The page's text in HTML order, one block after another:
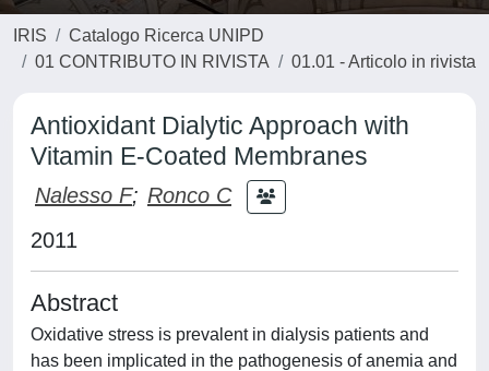
IRIS
Catalogo Ricerca UNIPD
01 CONTRIBUTO IN RIVISTA
01.01 - Articolo in rivista
Antioxidant Dialytic Approach with
Vitamin E-Coated Membranes
Nalesso F; Ronco C
2011
Abstract
Oxidative stress is prevalent in dialysis patients and
has been implicated in the pathogenesis of anemia and